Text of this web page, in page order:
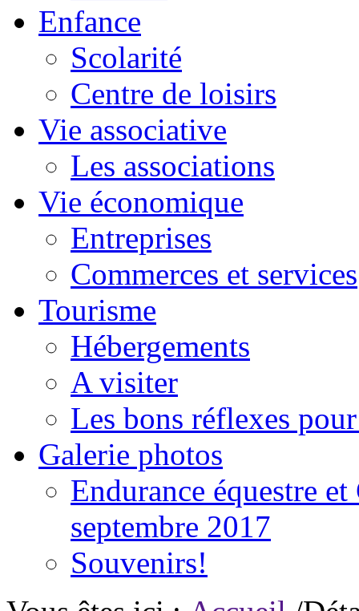
Enfance
Scolarité
Centre de loisirs
Vie associative
Les associations
Vie économique
Entreprises
Commerces et services
Tourisme
Hébergements
A visiter
Les bons réflexes
Galerie photos
Endurance équestre
septembre 2017
Souvenirs!